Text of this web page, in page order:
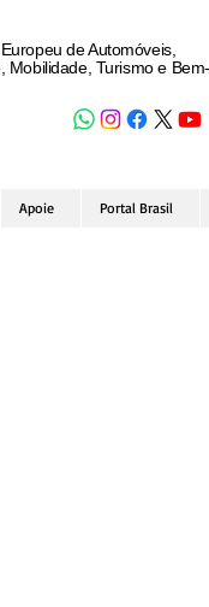
de Automóveis,
Mobilidade, Turismo e Bem-
Apoie Portal Brasil